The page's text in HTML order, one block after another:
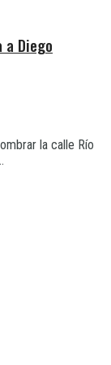
a Diego
la calle Río